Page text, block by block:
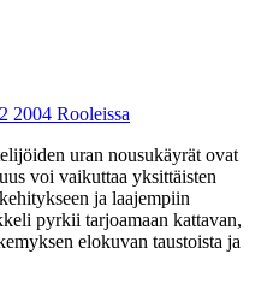
2004 Rooleissa
uran nousukäyrät ovat
voi vaikuttaa yksittäisten
ja laajempiin
pyrkii tarjoamaan kattavan,
elokuvan taustoista ja